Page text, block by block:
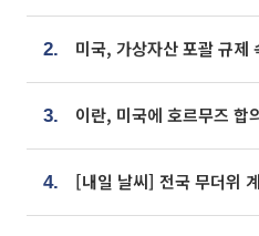
2.
3.
4.